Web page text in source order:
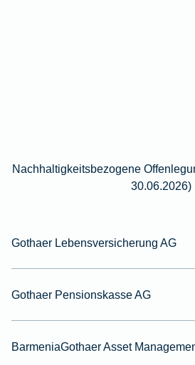
Nachhaltigkeitsbezogene
30.06.2026)
Gothaer Lebensversicherung AG
Gothaer Pensionskasse AG
BarmeniaGothaer Asset